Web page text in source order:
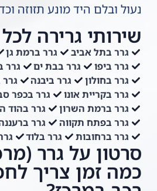
נעול ובלם היד מונע תזוזה
שירותי גרירה
גרר בתל אביב גרר ברמת גן
גרר ביפו
גרר בבת ים
גרר
גרר בחולון
גרר ביבנה
גרר בקריית אונו
גרר בכפר
גרר ברמת השרון
גרר בהוד
גרר בפתח תקווה
גרר
גרר ברחובות
גרר בלוד
סרטון על גרר
כמה זמן צריך